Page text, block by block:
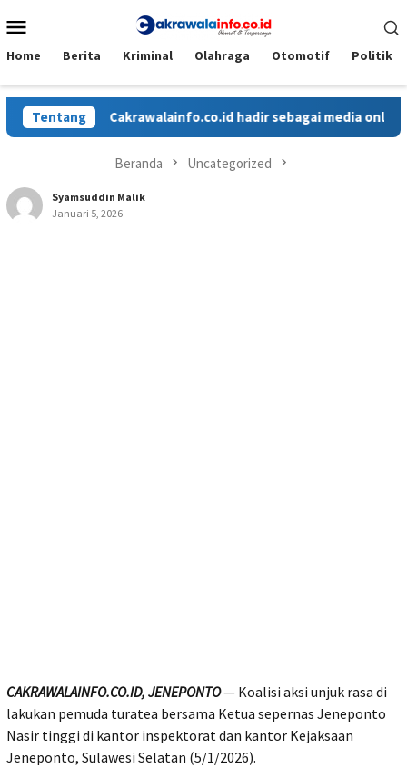
ke
Mobile
Home Berita Kriminal Olahraga Otomotif Politik
TentangCakrawalainfo.co.id hadir sebagai media online
Beranda Uncategorized
Syamsuddin Malik
Januari 5, 2026
CAKRAWALAINFO.CO.ID, JENEPONTO— Koalisi aksi unjuk rasa di
lakukan pemuda turatea bersama Ketua sepernas Jeneponto
Nasir tinggi di kantor inspektorat dan kantor Kejaksaan
Jeneponto, Sulawesi Selatan (5/1/2026).